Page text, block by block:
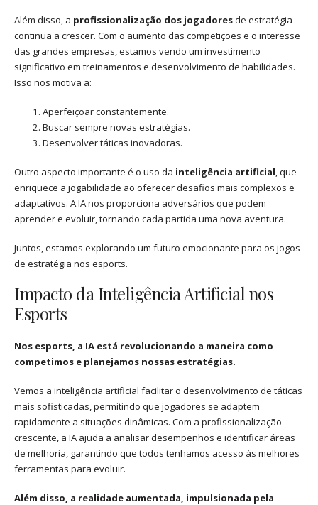
Além disso, a profissionalização dos jogadoresde estratégia
continua a crescer. Com o aumento das competições e o interesse
das grandes empresas, estamos vendo um investimento
significativo em treinamentos e desenvolvimento de habilidades.
Isso nos motiva a:
Aperfeiçoar constantemente.
Buscar sempre novas estratégias.
Desenvolver táticas inovadoras.
Outro aspecto importante é o uso da inteligência artificial, que
enriquece a jogabilidade ao oferecer desafios mais complexos e
adaptativos. A IA nos proporciona adversários que podem
aprender e evoluir, tornando cada partida uma nova aventura.
Juntos, estamos explorando um futuro emocionante para os jogos
de estratégia nos esports.
Impacto da Inteligência Artificial nos
Esports
Nos esports, a IA está revolucionando a maneira como
competimos e planejamos nossas estratégias.
Vemos a inteligência artificial facilitar o desenvolvimento de táticas
mais sofisticadas, permitindo que jogadores se adaptem
rapidamente a situações dinâmicas. Com a profissionalização
crescente, a IA ajuda a analisar desempenhos e identificar áreas
de melhoria, garantindo que todos tenhamos acesso às melhores
ferramentas para evoluir.
Além disso, a realidade aumentada, impulsionada pela